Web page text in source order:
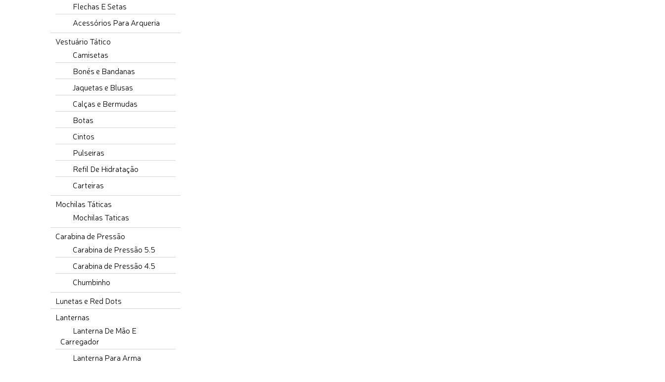
Flechas E Setas
Acessórios Para Arqueria
Vestuário Tático
Camisetas
Bonés e Bandanas
Jaquetas e Blusas
Calças e Bermudas
Botas
Cintos
Pulseiras
Refil De Hidratação
Carteiras
Mochilas Táticas
Mochilas Taticas
Carabina de Pressão
Carabina de Pressão 5.5
Carabina de Pressão 4.5
Chumbinho
Lunetas e Red Dots
Lanternas
Lanterna De Mão E
Carregador
Lanterna Para Arma